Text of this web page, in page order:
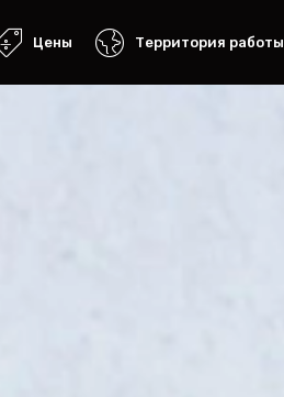
Цены Территория работы